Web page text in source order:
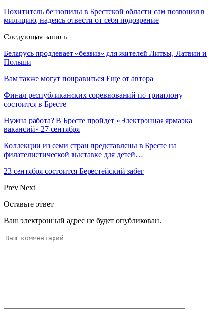
Похититель бензопилы в Брестской области сам позвонил в
милицию, надеясь отвести от себя подозрение
Следующая запись
Беларусь продлевает «безвиз» для жителей Литвы, Латвии и
Польши
Вам также могут понравиться Еще от автора
Финал республиканских соревнований по триатлону
состоится в Бресте
Нужна работа? В Бресте пройдет «Электронная ярмарка
вакансий» 27 сентября
Коллекции из семи стран представлены в Бресте на
филателистической выставке для детей…
23 сентября состоится Берестейский забег
Prev Next
Оставьте ответ
Ваш электронный адрес не будет опубликован.